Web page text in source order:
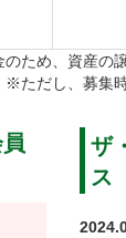
後】55,000
後】27,500
ため、資産の
※ただし、募集
ザ
ス